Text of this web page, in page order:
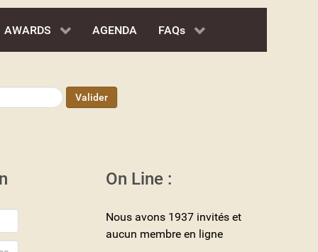
AWARDS AGENDA FAQs
Valider
On Line :
Nous avons 1937 invités et
aucun membre en ligne